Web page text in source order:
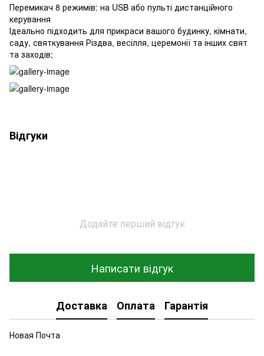
Перемикач 8 режимів: на USB або пульті дистанційного
керування
Ідеально підходить для прикраси вашого будинку, кімнати,
саду, святкування Різдва, весілля, церемонії та інших свят
та заходів;
Відгуки
Додайте перший відгук
Написати відгук
Доставка Оплата Гарантія
Новая Почта